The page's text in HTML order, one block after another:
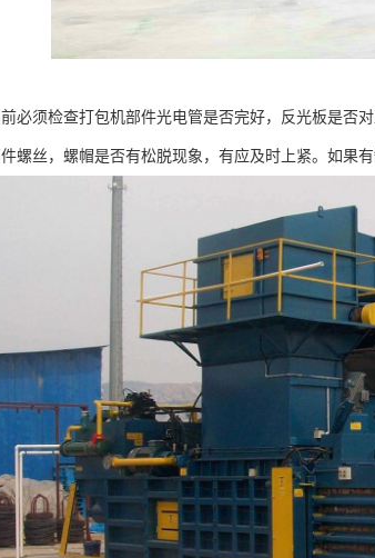
必须检查打包机部件光电管是否完好，反光板是否
螺丝，螺帽是否有松脱现象，有应及时上紧。如果